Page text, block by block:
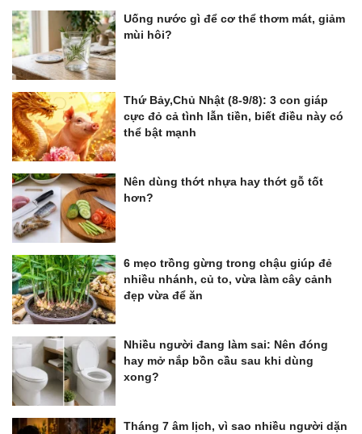
Uống nước gì để cơ thể thơm mát, giảm
mùi hôi?
Thứ Bảy,Chủ Nhật (8-9/8): 3 con giáp
cực đỏ cả tình lẫn tiền, biết điều này có
thể bật mạnh
Nên dùng thớt nhựa hay thớt gỗ tốt
hơn?
6 mẹo trồng gừng trong chậu giúp đẻ
nhiều nhánh, củ to, vừa làm cây cảnh
đẹp vừa để ăn
Nhiều người đang làm sai: Nên đóng
hay mở nắp bồn cầu sau khi dùng
xong?
Tháng 7 âm lịch, vì sao nhiều người dặn